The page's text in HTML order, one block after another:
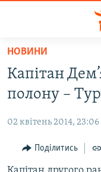
Перейти
основного
матеріалу
до
навігації
Перейти
ВІДЕО ТА ФОТО
ПОЛІТИКА
БЛОГИ
НОВИНИ
Капітан
полону –
02 квітень 2014, 23:06
Поділитись